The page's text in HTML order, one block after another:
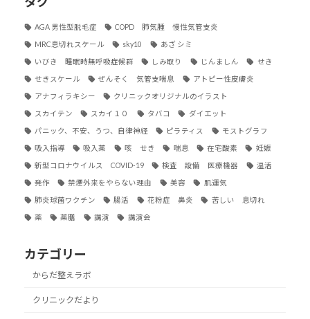
AGA 男性型脱毛症 COPD 肺気腫 慢性気管支炎
MRC息切れスケール sky10 あざ シミ
いびき 睡眠時無呼吸症候群 しみ取り じんましん せき
せきスケール ぜんそく 気管支喘息 アトピー性皮膚炎
アナフィラキシー クリニックオリジナルのイラスト
スカイテン スカイ１０ タバコ ダイエット
パニック、不安、うつ、自律神経 ピラティス モストグラフ
吸入指導 吸入薬 咳 せき 喘息 在宅酸素 妊娠
新型コロナウイルス COVID-19 検査 設備 医療機器 温活
発作 禁煙外来をやらない理由 美容 肌運気
肺炎球菌ワクチン 腸活 花粉症 鼻炎 苦しい 息切れ
薬 薬膳 講演 講演会
カテゴリー
からだ整えラボ
クリニックだより